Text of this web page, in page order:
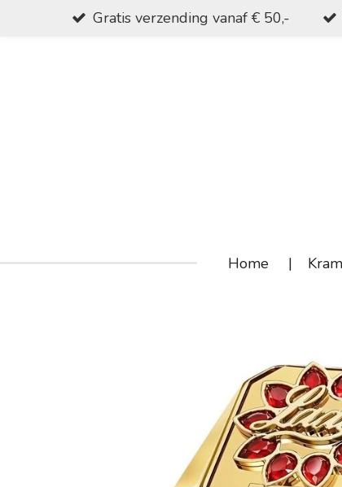
Gratis verzending vanaf € 50,-
Home